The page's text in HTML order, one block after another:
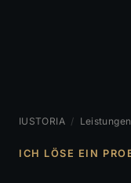
IUSTORIA / Leistungen
ICH LÖSE EIN